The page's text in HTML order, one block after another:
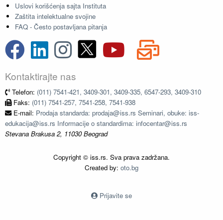
Uslovi korišćenja sajta Instituta
Zaštita intelektualne svojine
FAQ - Često postavljana pitanja
Kontaktirajte nas
Telefon: (011) 7541-421, 3409-301, 3409-335, 6547-293, 3409-310
Faks: (011) 7541-257, 7541-258, 7541-938
E-mail: Prodaja standarda: prodaja@iss.rs Seminari, obuke: iss-
edukacija@iss.rs Informacije o standardima: infocentar@iss.rs
Stevana Brakusa 2, 11030 Beograd
Copyright © iss.rs. Sva prava zadržana.
Created by: oto.bg
Prijavite se